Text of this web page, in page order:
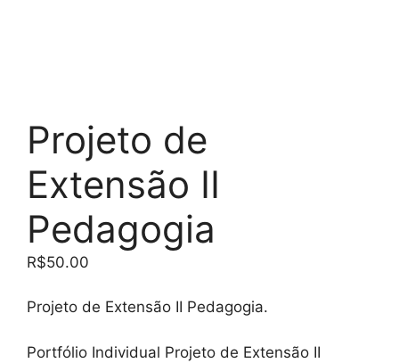
Projeto de
Extensão II
Pedagogia
R$50.00
Projeto de Extensão II Pedagogia.
Portfólio Individual Projeto de Extensão II